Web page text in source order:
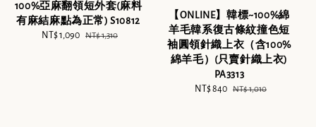
100%亞麻翻領短外套(麻料
有麻結麻點為正常) S10812
Sale
NT$ 1,090 Regular
NT$ 1,310
【ONLINE】韓標~100%綿
羊毛韓系復古條紋撞色短
袖圓領針織上衣（含100%
綿羊毛）(只賣針織上衣)
PA3313
Sale
NT$ 840 Regular
NT$ 1,010